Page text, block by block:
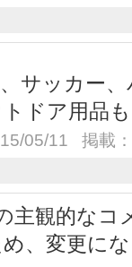
サッカー
ドア用品
05/11 掲載
主観的なコ
、変更に